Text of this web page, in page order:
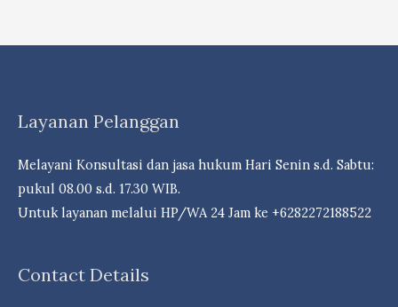
Layanan Pelanggan
Melayani Konsultasi dan jasa hukum Hari Senin s.d. Sabtu:
pukul 08.00 s.d. 17.30 WIB.
Untuk layanan melalui HP/WA 24 Jam ke +6282272188522
Contact Details